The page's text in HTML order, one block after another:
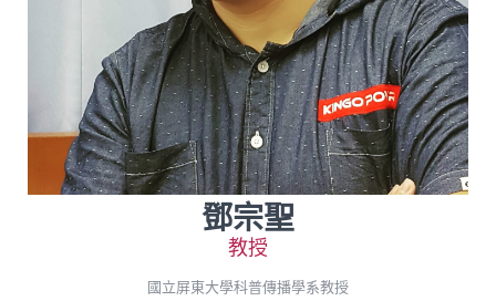
鄧宗聖
教授
國立屏東大學科普傳播學系教授